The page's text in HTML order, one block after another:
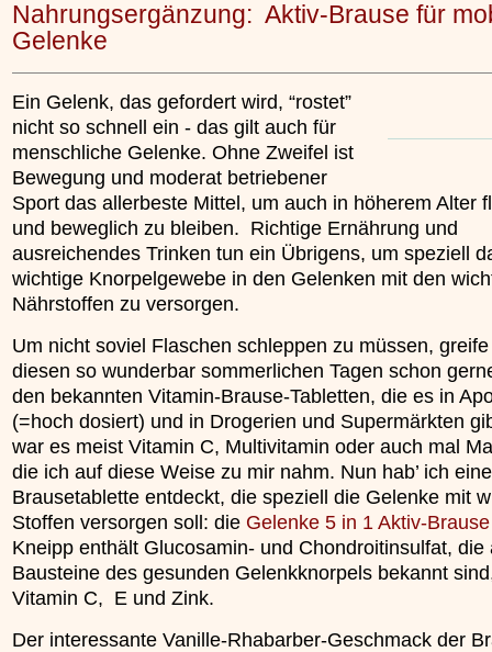
Nahrungsergänzung: Aktiv-Brause für
Gelenke
Ein Gelenk, das gefordert wird, “rostet”
nicht so schnell ein - das gilt auch für
menschliche Gelenke. Ohne Zweifel ist
Bewegung und moderat betriebener
Sport das allerbeste Mittel, um auch in höherem Alter
und beweglich zu bleiben. Richtige Ernährung und
ausreichendes Trinken tun ein Übrigens, um speziell
wichtige Knorpelgewebe in den Gelenken mit den
Nährstoffen zu versorgen.
Um nicht soviel Flaschen schleppen zu müssen,
diesen so wunderbar sommerlichen Tagen schon
den bekannten Vitamin-Brause-Tabletten, die es in
(=hoch dosiert) und in Drogerien und Supermärkten
war es meist Vitamin C, Multivitamin oder auch mal
die ich auf diese Weise zu mir nahm. Nun hab’ ich
Brausetablette entdeckt, die speziell die Gelenke mit
Stoffen versorgen soll: die Gelenke 5 in 1 Aktiv-Brause
Kneipp enthält Glucosamin- und Chondroitinsulfat, die
Bausteine des gesunden Gelenkknorpels bekannt
Vitamin C, E und Zink.
Der interessante Vanille-Rhabarber-Geschmack der
»»»